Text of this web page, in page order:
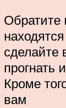
Обратите
сделайте
прогнать
Кроме
вам